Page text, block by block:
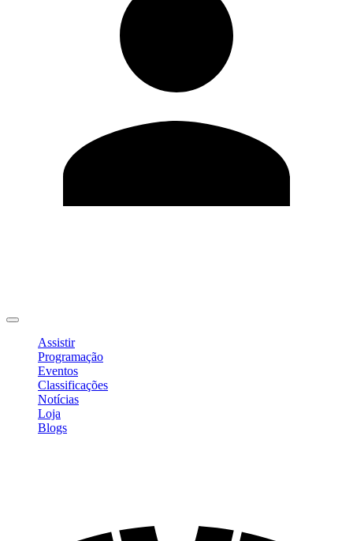
Assistir
Programação
Eventos
Classificações
Notícias
Loja
Blogs